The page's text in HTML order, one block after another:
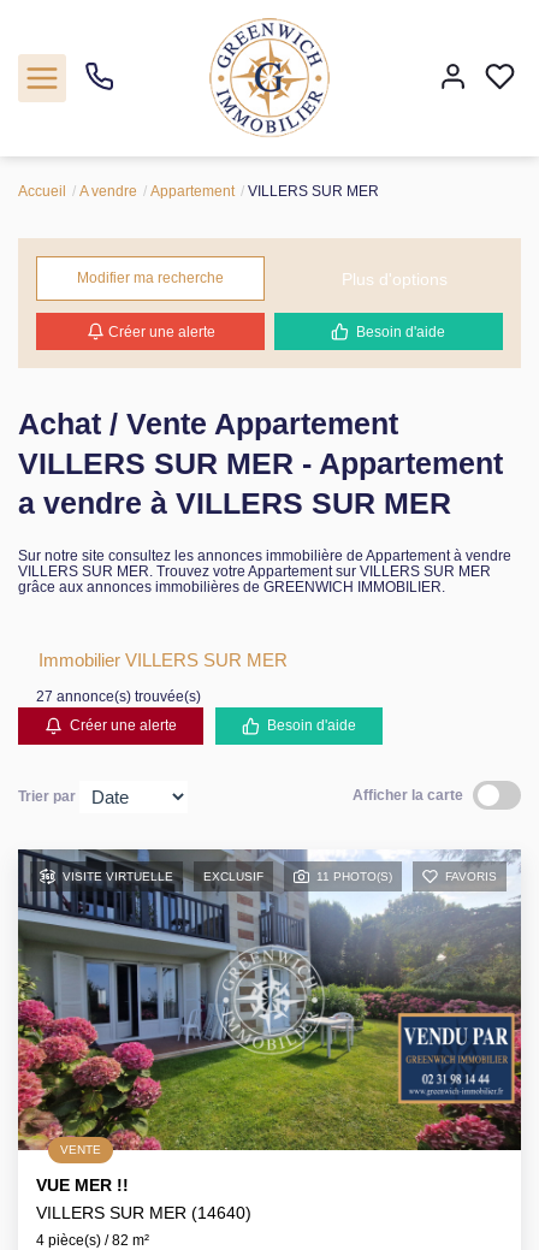
Programmes neufs
Estimer
Notre agence
Nos actualités
Accueil A vendre Appartement VILLERS SUR MER
Modifier ma recherche Plus d'options
Créer une alerte Besoin d'aide
Achat / Vente Appartement
VILLERS SUR MER - Appartement
a vendre à VILLERS SUR MER
Sur notre site consultez les annonces immobilière de Appartement à vendre
VILLERS SUR MER. Trouvez votre Appartement sur VILLERS SUR MER
grâce aux annonces immobilières de GREENWICH IMMOBILIER.
Immobilier VILLERS SUR MER
27 annonce(s) trouvée(s)
Créer une alerte
Besoin d'aide
Trier par Afficher la carte
VISITE VIRTUELLE EXCLUSIF 11 PHOTO(S) FAVORIS
VENTE
VUE MER !!
VILLERS SUR MER (14640)
4 pièce(s) / 82 m²